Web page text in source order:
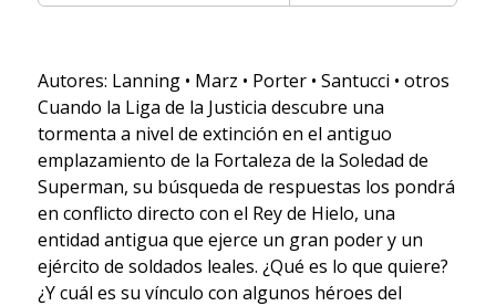
Autores: Lanning • Marz • Porter • Santucci • otros
Cuando la Liga de la Justicia descubre una
tormenta a nivel de extinción en el antiguo
emplazamiento de la Fortaleza de la Soledad de
Superman, su búsqueda de respuestas los pondrá
en conflicto directo con el Rey de Hielo, una
entidad antigua que ejerce un gran poder y un
ejército de soldados leales. ¿Qué es lo que quiere?
¿Y cuál es su vínculo con algunos héroes del